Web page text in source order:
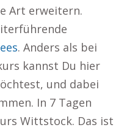
Art erweitern.
. Anders als bei
kannst Du hier
und dabei
In 7 Tagen
Wittstock. Das ist